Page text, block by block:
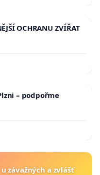
OCHRANU ZVÍŘAT
– podpořme
závažných a zvlášť